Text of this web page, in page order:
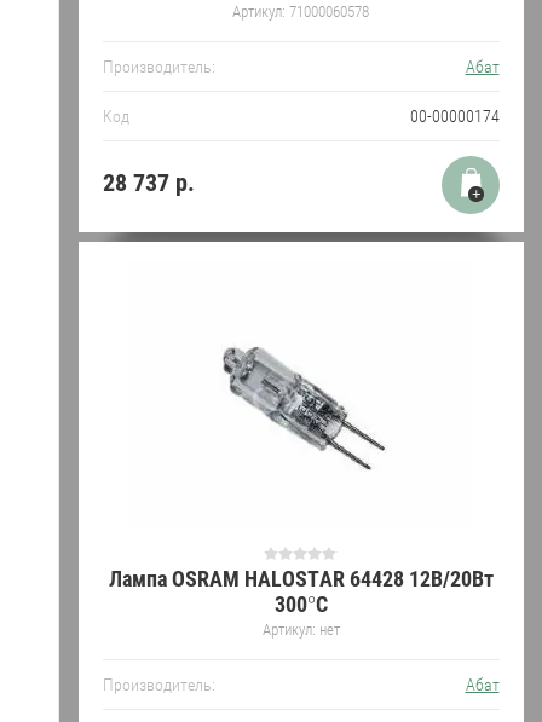
Артикул: 71000060578
Производитель: Абат
Код 00-00000174
28 737р.
Лампа OSRAM HALOSTAR 64428 12В/20Вт
300°C
Артикул: нет
Производитель: Абат